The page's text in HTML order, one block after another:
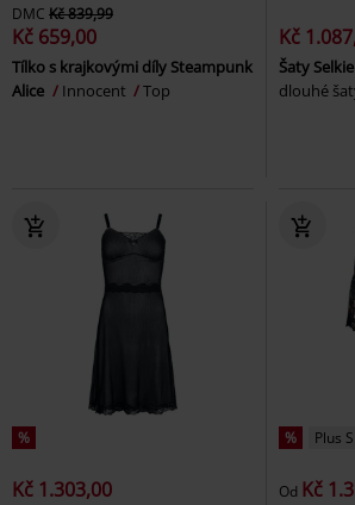
DMC Kč 839,99
Kč 659,00
Tílko s krajkovými díly Steampunk
Alice
Innocent Top
Kč
Šaty Selkie
dlouhé
%
Kč 1.303,00
% Plus
Od Kč